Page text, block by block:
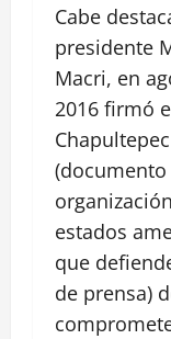
Cabe
presidente
Macri, en
2016 firmó
Chapultepec
(documento
estados
que
de prensa)